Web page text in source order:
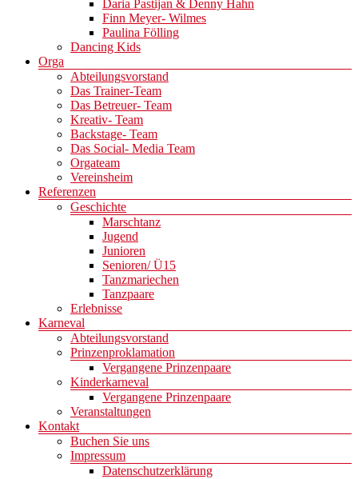
Daria Pastijan & Denny Hahn
Finn Meyer- Wilmes
Paulina Fölling
Dancing Kids
Orga
Abteilungsvorstand
Das Trainer-Team
Das Betreuer- Team
Kreativ- Team
Backstage- Team
Das Social- Media Team
Orgateam
Vereinsheim
Referenzen
Geschichte
Marschtanz
Jugend
Junioren
Senioren/ Ü15
Tanzmariechen
Tanzpaare
Erlebnisse
Karneval
Abteilungsvorstand
Prinzenproklamation
Vergangene Prinzenpaare
Kinderkarneval
Vergangene Prinzenpaare
Veranstaltungen
Kontakt
Buchen Sie uns
Impressum
Datenschutzerklärung